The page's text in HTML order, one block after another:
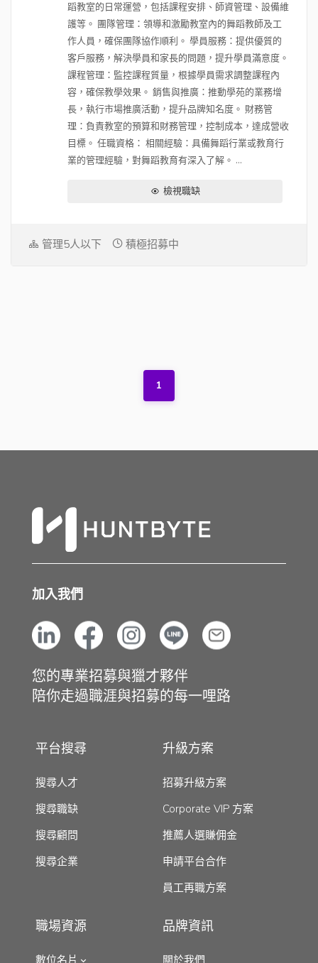
蹈教室的日常運營，包括課程安排、師資管理、設備維
護等。 團隊管理：領導和激勵教室內的舞蹈教師及工
作人員，確保團隊協作順利。 學員服務：提供優質的
客戶服務，解決學員和家長的問題，提升學員滿意度。
課程管理：監控課程質量，根據學員需求調整課程內
容，確保教學效果。 銷售與推廣：推動學苑的業務增
長，執行市場推廣活動，提升品牌知名度。 財務管
理：負責教室的預算和財務管理，控制成本，達成營收
目標。 任職資格： 相關經驗：具備舞蹈行業或教育行
業的管理經驗，對舞蹈教育有深入了解。 ...
檢視職缺
管理5人以下 積極招募中
1
加入我們
您的專業招募與獵才夥伴
陪你走過職涯與招募的每一哩路
平台搜尋
搜尋人才
搜尋職缺
搜尋顧問
搜尋企業
升級方案
招募升級方案
Corporate VIP 方案
推薦人選賺佣金
申請平台合作
員工再職方案
職場資源
數位名片
品牌資訊
關於我們